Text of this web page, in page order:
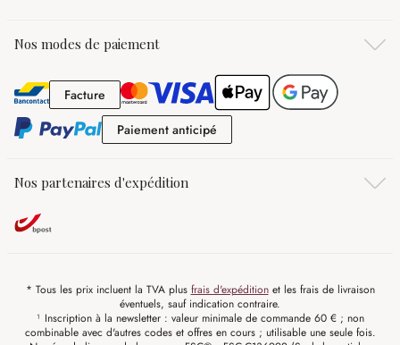
Nos modes de paiement
FactureFacture
Paiement anticipé
Nos partenaires d'expédition
* Tous les prix incluent la TVA plus frais d'expéditionet les frais de livraison
éventuels, sauf indication contraire.
¹ Inscription à la newsletter : valeur minimale de commande 60 € ; non
combinable avec d'autres codes et offres en cours ; utilisable une seule fois.